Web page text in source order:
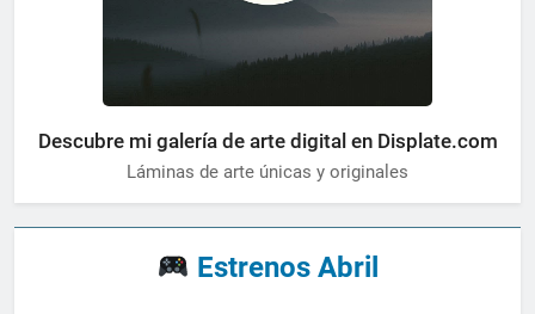
Descubre mi galería de arte digital en Displate.com
Láminas de arte únicas y originales
Estrenos Abril